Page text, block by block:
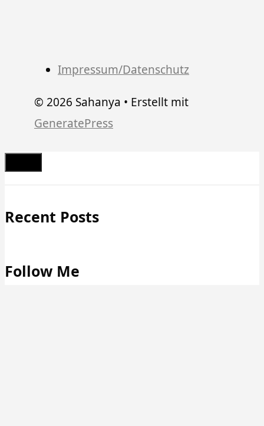
Impressum/Datenschutz
© 2026 Sahanya • Erstellt mit
GeneratePress
Schließen
Recent Posts
Follow Me